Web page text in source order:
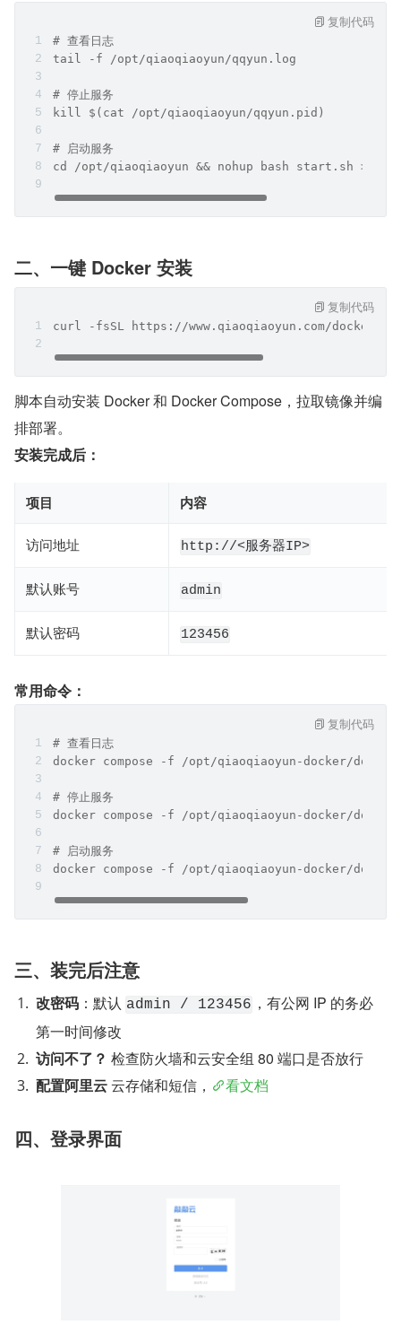
# 查看日志
tail -f /opt/qiaoqiaoyun/qqyun.log
# 停止服务
kill $(cat /opt/qiaoqiaoyun/qqyun.pid)
# 启动服务
cd /opt/qiaoqiaoyun && nohup bash start.sh >>
复制代码
二、一键 Docker 安装
curl -fsSL https://www.qiaoqiaoyun.com/docker-
复制代码
脚本自动安装 Docker 和 Docker Compose，拉取镜像并编
排部署。
安装完成后：
项目 内容
访问地址 http://<服务器IP>
默认账号 admin
默认密码 123456
常用命令：
# 查看日志
docker compose -f /opt/qiaoqiaoyun-docker/
# 停止服务
docker compose -f /opt/qiaoqiaoyun-docker/docker-
# 启动服务
docker compose -f /opt/qiaoqiaoyun-docker/
复制代码
三、装完后注意
改密码 ：默认 admin / 123456 ，有公网 IP 的务必
第一时间修改
访问不了？ 检查防火墙和云安全组 80 端口是否放行
配置阿里云 云存储和短信， 看文档
四、登录界面